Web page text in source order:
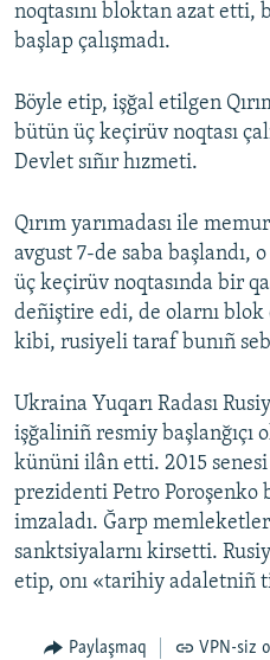
noqtasını bloktan azat etti,
başlap çalışmadı.
Böyle etip, işğal etilgen
bütün üç keçirüv noqtası
Devlet sıñır hızmeti.
Qırım yarımadası ile
avgust 7-de saba başlandı,
üç keçirüv noqtasında bir
deñiştire edi, de olarnı blok
kibi, rusiyeli taraf bunıñ
Ukraina Yuqarı Radası
işğaliniñ resmiy başlanğıçı
kününi ilân etti. 2015
prezidenti Petro Poroşenko
imzaladı. Ğarp
sanktsiyalarnı kirsetti.
etip, onı «tarihiy adaletniñ
Paylaşmaq VPN-siz